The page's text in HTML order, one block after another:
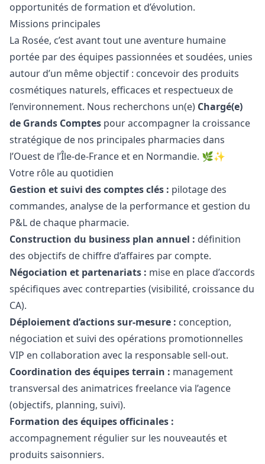
opportunités de formation et d’évolution.
Missions principales
La Rosée, c’est avant tout une aventure humaine
portée par des équipes passionnées et soudées, unies
autour d’un même objectif : concevoir des produits
cosmétiques naturels, efficaces et respectueux de
l’environnement. Nous recherchons un(e) Chargé(e)
de Grands Comptes pour accompagner la croissance
stratégique de nos principales pharmacies dans
l’Ouest de l’Île-de-France et en Normandie. 🌿✨
Votre rôle au quotidien
Gestion et suivi des comptes clés : pilotage des
commandes, analyse de la performance et gestion du
P&L de chaque pharmacie.
Construction du business plan annuel : définition
des objectifs de chiffre d’affaires par compte.
Négociation et partenariats : mise en place d’accords
spécifiques avec contreparties (visibilité, croissance du
CA).
Déploiement d’actions sur-mesure : conception,
négociation et suivi des opérations promotionnelles
VIP en collaboration avec la responsable sell-out.
Coordination des équipes terrain : management
transversal des animatrices freelance via l’agence
(objectifs, planning, suivi).
Formation des équipes officinales :
accompagnement régulier sur les nouveautés et
produits saisonniers.